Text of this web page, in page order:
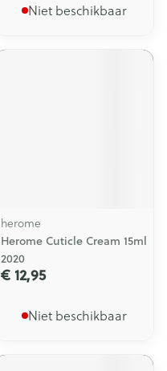
Niet beschikbaar
herome
Herome Cuticle Cream 15ml
2020
€ 12,95
Niet beschikbaar